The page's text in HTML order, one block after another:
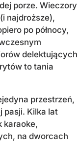
porze. Wieczory
najdroższe),
po północy,
delektujących
to tania
przestrzeń,
pasji. Kilka lat
karaoke,
na dworcach